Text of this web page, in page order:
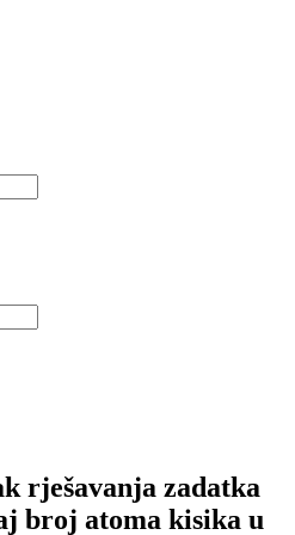
rješavanja zadatka
broj atoma kisika u